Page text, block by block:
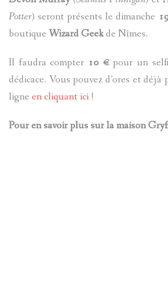
Potter) seront présents le dimanche
boutique Wizard Geekde Nîmes.
Il faudra compter 10 €pour un
dédicace. Vous pouvez d’ores et déjà
ligne en cliquant ici !
Pour en savoir plus sur la maison